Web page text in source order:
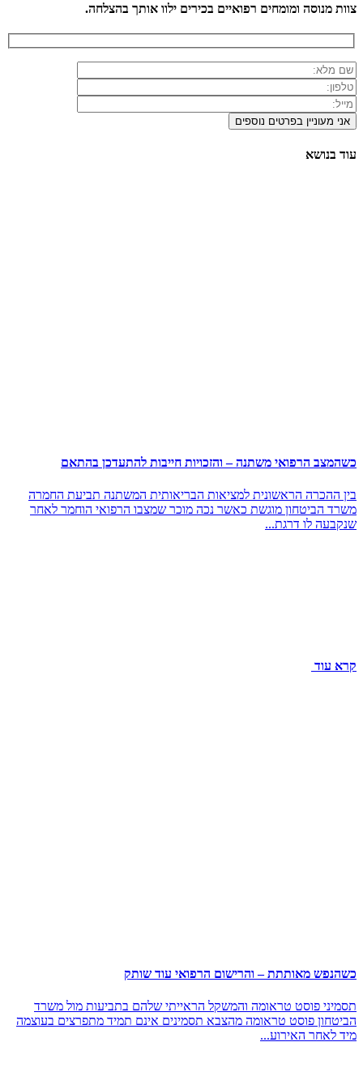
צוות מנוסה ומומחים רפואיים בכירים ילוו אותך בהצלחה.
עוד בנושא
כשהמצב הרפואי משתנה – והזכויות חייבות להתעדכן בהתאם
בין ההכרה הראשונית למציאות הבריאותית המשתנה תביעת החמרה
משרד הביטחון מוגשת כאשר נכה מוכר שמצבו הרפואי הוחמר לאחר
שנקבעה לו דרגת...
קרא עוד
כשהנפש מאותתת – והרישום הרפואי עוד שותק
תסמיני פוסט טראומה והמשקל הראייתי שלהם בתביעות מול משרד
הביטחון פוסט טראומה מהצבא תסמינים אינם תמיד מתפרצים בעוצמה
מיד לאחר האירוע...